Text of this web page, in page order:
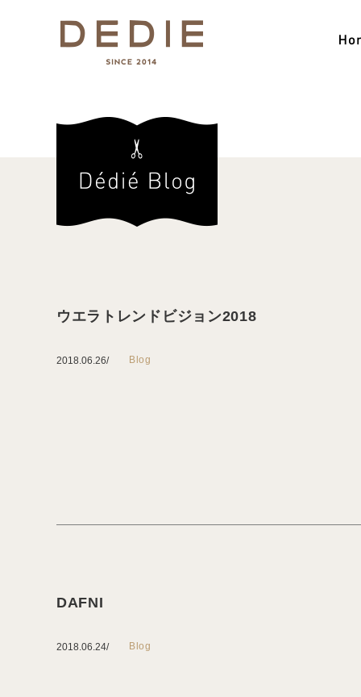
ウエラトレンドビジョン2018
2018.06.26 Blog
DAFNI
2018.06.24 Blog